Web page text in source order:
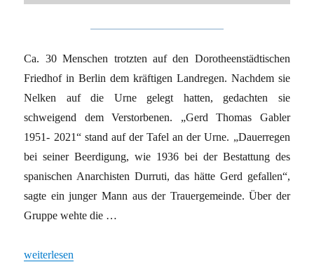
Ca. 30 Menschen trotzten auf den Dorotheenstädtischen
Friedhof in Berlin dem kräftigen Landregen. Nachdem sie
Nelken auf die Urne gelegt hatten, gedachten sie
schweigend dem Verstorbenen. „Gerd Thomas Gabler
1951- 2021“ stand auf der Tafel an der Urne. „Dauerregen
bei seiner Beerdigung, wie 1936 bei der Bestattung des
spanischen Anarchisten Durruti, das hätte Gerd gefallen“,
sagte ein junger Mann aus der Trauergemeinde. Über der
Gruppe wehte die …
„GERD THOMAS GABLER – SITUATIONIST UND
weiterlesen